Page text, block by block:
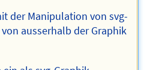
der Manipulation von svg-
ausserhalb der Graphik